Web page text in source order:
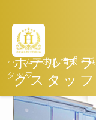
ホテルプ
グスタッフ
ホーム>求人情報 >
タッフ